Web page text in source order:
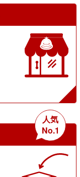
人気
No.1